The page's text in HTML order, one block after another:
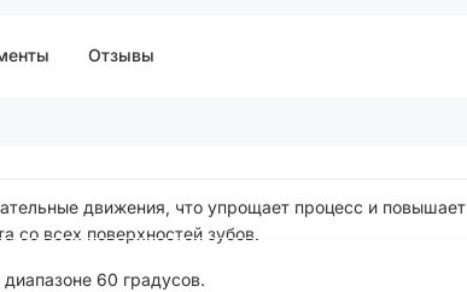
Отзывы
движения, что упрощает процесс и повышает
со всех поверхностей зубов.
60 градусов.